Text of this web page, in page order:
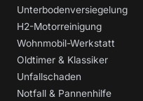
Unterbodenversiegelung
H2-Motorreinigung
Wohnmobil-Werkstatt
Oldtimer & Klassiker
Unfallschaden
Notfall & Pannenhilfe